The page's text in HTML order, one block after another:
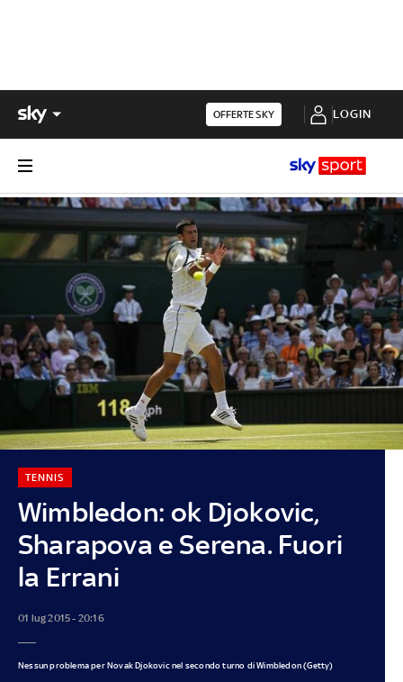
OFFERTE SKY LOGIN
Wimbledon: ok Djokovic,
Sharapova e Serena. Fuori
la Errani
TENNIS
01 lug 2015 - 20:16
Nessun problema per Novak Djokovic nel secondo turno di Wimbledon (Getty)